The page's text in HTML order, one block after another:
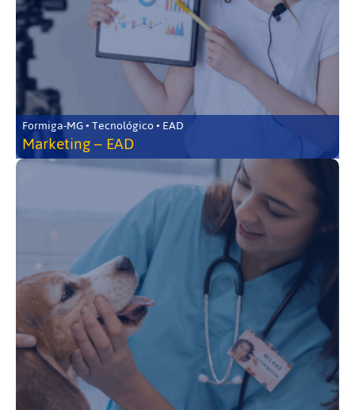
Formiga-MG • Tecnológico • EAD
Marketing – EAD